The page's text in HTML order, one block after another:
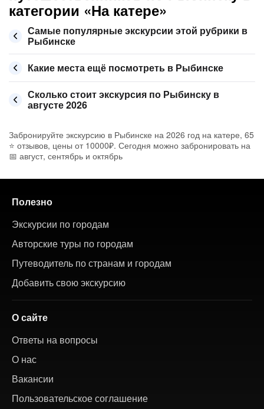
категории «На катере»
Самые популярные экскурсии этой рубрики в
Рыбинске
Какие места ещё посмотреть в Рыбинске
Сколько стоит экскурсия по Рыбинску в
августе 2026
Забронируйте экскурсию в Рыбинске на 2026 год на катере, 65
⭐ отзывов, цены от 10000₽. Сегодня можно забронировать на
📅 август, сентябрь и октябрь
Полезно
Экскурсии по городам
Авторские туры по городам
Путеводитель по странам и городам
Добавить свою экскурсию
О сайте
Ответы на вопросы
О нас
Вакансии
Пользовательское соглашение